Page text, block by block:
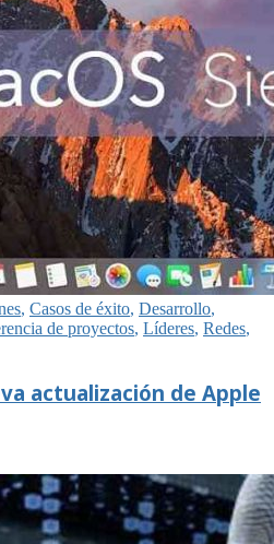
, Casos de éxito, Desarrollo,
de proyectos, Líderes, Redes,
actualización de Apple